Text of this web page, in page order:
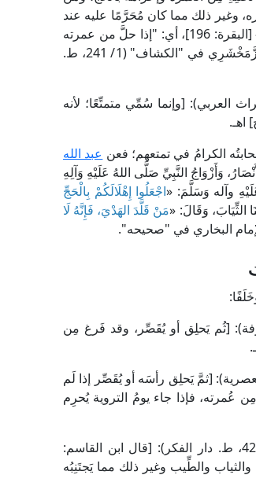
وغير ذلك مما كان مُحَرَّمًا عليه عند
﴾ [البقرة: 196]، أي: "إذا حلَّ من عمرته
انتفع باستِباحةِ ما كان مُحرَّمًا عليه إلى أن يُحرِم مِن الحج"؛ كما قال الإمام الزَّمَخْشَرِي في "الكشاف" (1/ 241، ط.
الغيب" (5/ 307، ط. دار إحياء التراث العربي): [وإنما سُمِّي متمتِّعًا؛ لأنه
اهـ.
الكرامُ في تمتعهم؛ فعن عبد الله
وَأَزْوَاجُ النَّبِيِّ صَلَّى اللهُ عَلَيْهِ وَآلِهِ
وآله وَسَلَّمَ: «اجْعَلُوا إِهْلَالَكُمْ بِالْحَجِّ
الثِّيَابَ، وَقَالَ: «مَنْ قَلَّدَ الهَدْيَ، فَإِنَّهُ لَا
البخاري في "صحيحه".
في "المبسوط" (4/ 30، ط. دار المعرفة): [ثُم يَحلِق أو يُقَصِّر، وقد فَرغ مِن
في "مراقي الفلاح" (ص: 280، ط. المكتبة العصرية): [ثمَّ يَحلِق رأسَه أو يُقَصِّر إذا لَم
فإذا جاء يومُ التروية يُحرِم
وقال العلامة أبو بكر الصِّقِلِّي المالكي في "الجامع لمسائل المدونة" (4/ 425، ط. دار الفكر): [قال ابن القاسم:
والطِّيب وغير ذلك مما يَجتَنِبُه